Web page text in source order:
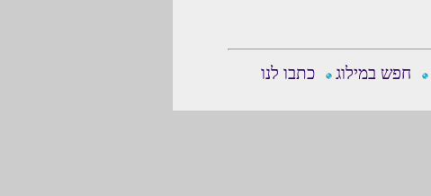
חפש במילוג כתבו לנו